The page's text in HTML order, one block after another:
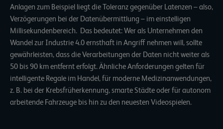
Anlagen zum Beispiel liegt die Toleranz gegenüber Latenzen – also,
Verzögerungen bei der Datenübermittlung – im einstelligen
Millisekundenbereich. Das bedeutet: Wer als Unternehmen den
Wandel zur Industrie 4.0 ernsthaft in Angriff nehmen will, sollte
gewährleisten, dass die Verarbeitungen der Daten nicht weiter als
50 bis 90 km entfernt erfolgt. Ähnliche Anforderungen gelten für
intelligente Regale im Handel, für moderne Medizinanwendungen,
z. B. bei der Krebsfrüherkennung, smarte Städte oder für autonom
arbeitende Fahrzeuge bis hin zu den neuesten Videospielen.